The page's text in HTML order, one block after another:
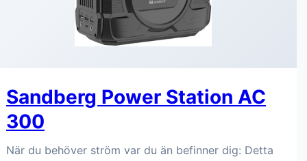
Sandberg Power Station AC
300
När du behöver ström var du än befinner dig: Detta